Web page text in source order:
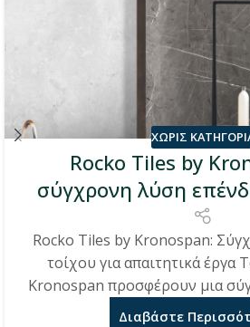
ΧΩΡΊΣ
Rocko Tiles by
σύγχρονη λύση
Rocko Tiles by Kronospan:
τοίχου για απαιτητικά έργα
Kronospan προσφέρουν μια
Διαβάστε